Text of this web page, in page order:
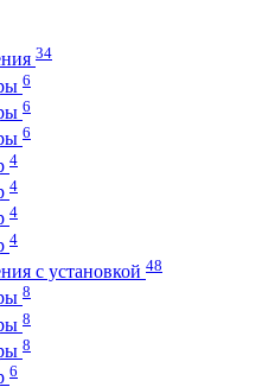
34
6
6
6
4
4
4
4
с установкой 48
8
8
8
6